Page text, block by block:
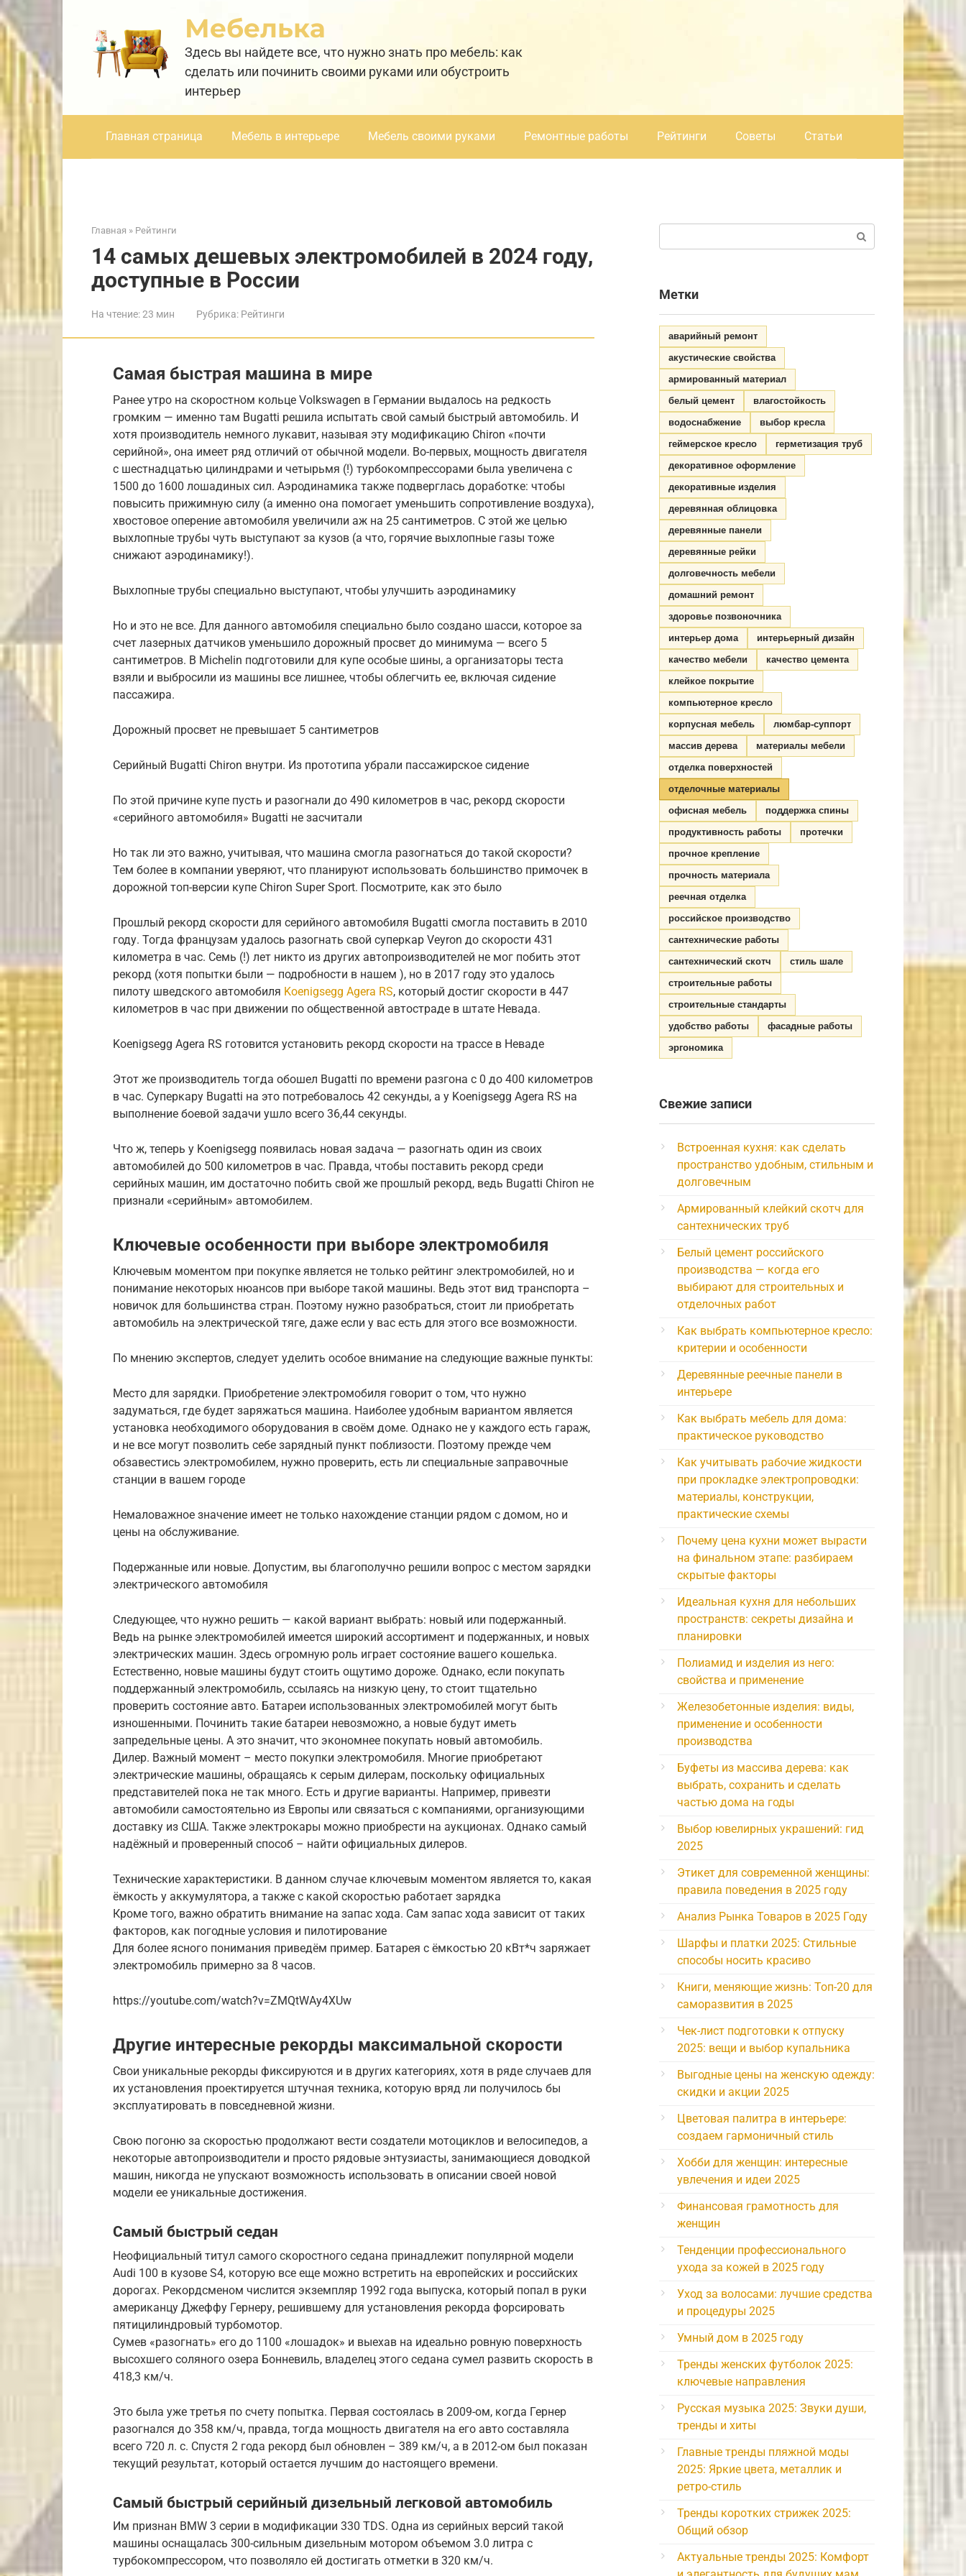
Перейти
к
контенту
Мебелька
Здесь вы найдете все, что нужно знать про мебель: как
сделать или починить своими руками или обустроить
интерьер
Главная страница Мебель в интерьере Мебель своими руками Ремонтные работы Рейтинги Советы Статьи
Главная » Рейтинги
14 самых дешевых электромобилей в 2024 году,
доступные в России
На чтение:23 мин Рубрика: Рейтинги
Самая быстрая машина в мире
Ранее утро на скоростном кольце Volkswagen в Германии выдалось на редкость
громким — именно там Bugatti решила испытать свой самый быстрый автомобиль. И
хотя производитель немного лукавит, называя эту модификацию Chiron «почти
серийной», она имеет ряд отличий от обычной модели. Во-первых, мощность двигателя
с шестнадцатью цилиндрами и четырьмя (!) турбокомпрессорами была увеличена с
1500 до 1600 лошадиных сил. Аэродинамика также подверглась доработке: чтобы
повысить прижимную силу (а именно она помогает уменьшить сопротивление воздуха),
хвостовое оперение автомобиля увеличили аж на 25 сантиметров. С этой же целью
выхлопные трубы чуть выступают за кузов (а что, горячие выхлопные газы тоже
снижают аэродинамику!).
Выхлопные трубы специально выступают, чтобы улучшить аэродинамику
Но и это не все. Для данного автомобиля специально было создано шасси, которое за
счет лазерных датчиков уменьшило дорожный просвет до минимума — всего 5
сантиметров. В Michelin подготовили для купе особые шины, а организаторы теста
взяли и выбросили из машины все лишнее, чтобы облегчить ее, включая сидение
пассажира.
Дорожный просвет не превышает 5 сантиметров
Серийный Bugatti Chiron внутри. Из прототипа убрали пассажирское сидение
По этой причине купе пусть и разогнали до 490 километров в час, рекорд скорости
«серийного автомобиля» Bugatti не засчитали
Но так ли это важно, учитывая, что машина смогла разогнаться до такой скорости?
Тем более в компании уверяют, что планируют использовать большинство примочек в
дорожной топ-версии купе Chiron Super Sport. Посмотрите, как это было
Прошлый рекорд скорости для серийного автомобиля Bugatti смогла поставить в 2010
году. Тогда французам удалось разогнать свой суперкар Veyron до скорости 431
километра в час. Семь (!) лет никто из других автопроизводителей не мог побить этот
рекорд (хотя попытки были — подробности в нашем ), но в 2017 году это удалось
пилоту шведского автомобиля Koenigsegg Agera RS, который достиг скорости в 447
километров в час при движении по общественной автостраде в штате Невада.
Koenigsegg Agera RS готовится установить рекорд скорости на трассе в Неваде
Этот же производитель тогда обошел Bugatti по времени разгона с 0 до 400 километров
в час. Суперкару Bugatti на это потребовалось 42 секунды, а у Koenigsegg Agera RS на
выполнение боевой задачи ушло всего 36,44 секунды.
Что ж, теперь у Koenigsegg появилась новая задача — разогнать один из своих
автомобилей до 500 километров в час. Правда, чтобы поставить рекорд среди
серийных машин, им достаточно побить свой же прошлый рекорд, ведь Bugatti Chiron не
признали «серийным» автомобилем.
Ключевые особенности при выборе электромобиля
Ключевым моментом при покупке является не только рейтинг электромобилей, но и
понимание некоторых нюансов при выборе такой машины. Ведь этот вид транспорта –
новичок для большинства стран. Поэтому нужно разобраться, стоит ли приобретать
автомобиль на электрической тяге, даже если у вас есть для этого все возможности.
По мнению экспертов, следует уделить особое внимание на следующие важные пункты:
Место для зарядки. Приобретение электромобиля говорит о том, что нужно
задуматься, где будет заряжаться машина. Наиболее удобным вариантом является
установка необходимого оборудования в своём доме. Однако не у каждого есть гараж,
и не все могут позволить себе зарядный пункт поблизости. Поэтому прежде чем
обзавестись электромобилем, нужно проверить, есть ли специальные заправочные
станции в вашем городе
Немаловажное значение имеет не только нахождение станции рядом с домом, но и
цены на обслуживание.
Подержанные или новые. Допустим, вы благополучно решили вопрос с местом зарядки
электрического автомобиля
Следующее, что нужно решить — какой вариант выбрать: новый или подержанный.
Ведь на рынке электромобилей имеется широкий ассортимент и подержанных, и новых
электрических машин. Здесь огромную роль играет состояние вашего кошелька.
Естественно, новые машины будут стоить ощутимо дороже. Однако, если покупать
поддержанный электромобиль, ссылаясь на низкую цену, то стоит тщательно
проверить состояние авто. Батареи использованных электромобилей могут быть
изношенными. Починить такие батареи невозможно, а новые будут иметь
запредельные цены. А это значит, что экономнее покупать новый автомобиль.
Дилер. Важный момент – место покупки электромобиля. Многие приобретают
электрические машины, обращаясь к серым дилерам, поскольку официальных
представителей пока не так много. Есть и другие варианты. Например, привезти
автомобили самостоятельно из Европы или связаться с компаниями, организующими
доставку из США. Также электрокары можно приобрести на аукционах. Однако самый
надёжный и проверенный способ – найти официальных дилеров.
Технические характеристики. В данном случае ключевым моментом является то, какая
ёмкость у аккумулятора, а также с какой скоростью работает зарядка
Кроме того, важно обратить внимание на запас хода. Сам запас хода зависит от таких
факторов, как погодные условия и пилотирование
Для более ясного понимания приведём пример. Батарея с ёмкостью 20 кВт*ч заряжает
электромобиль примерно за 8 часов.
https://youtube.com/watch?v=ZMQtWAy4XUw
Другие интересные рекорды максимальной скорости
Свои уникальные рекорды фиксируются и в других категориях, хотя в ряде случаев для
их установления проектируется штучная техника, которую вряд ли получилось бы
эксплуатировать в повседневной жизни.
Свою погоню за скоростью продолжают вести создатели мотоциклов и велосипедов, а
некоторые автопроизводители и просто рядовые энтузиасты, занимающиеся доводкой
машин, никогда не упускают возможность использовать в описании своей новой
модели ее уникальные достижения.
Самый быстрый седан
Неофициальный титул самого скоростного седана принадлежит популярной модели
Audi 100 в кузове S4, которую все еще можно встретить на европейских и российских
дорогах. Рекордсменом числится экземпляр 1992 года выпуска, который попал в руки
американцу Джеффу Гернеру, решившему для установления рекорда форсировать
пятицилиндровый турбомотор.
Сумев «разогнать» его до 1100 «лошадок» и выехав на идеально ровную поверхность
высохшего соляного озера Бонневиль, владелец этого седана сумел развить скорость в
418,3 км/ч.
Это была уже третья по счету попытка. Первая состоялась в 2009-ом, когда Гернер
разогнался до 358 км/ч, правда, тогда мощность двигателя на его авто составляла
всего 720 л. с. Спустя 2 года рекорд был обновлен – 389 км/ч, а в 2012-ом был показан
текущий результат, который остается лучшим до настоящего времени.
Самый быстрый серийный дизельный легковой автомобиль
Им признан BMW 3 серии в модификации 330 TDS. Одна из серийных версий такой
машины оснащалась 300-сильным дизельным мотором объемом 3.0 литра с
турбокомпрессором, что позволяло ей достигать отметки в 320 км/ч.
Метки
аварийный ремонт
акустические свойства
армированный материал
белый цемент
влагостойкость
водоснабжение
выбор кресла
геймерское кресло
герметизация труб
декоративное оформление
декоративные изделия
деревянная облицовка
деревянные панели
деревянные рейки
долговечность мебели
домашний ремонт
здоровье позвоночника
интерьер дома
интерьерный дизайн
качество мебели
качество цемента
клейкое покрытие
компьютерное кресло
корпусная мебель
люмбар-суппорт
массив дерева
материалы мебели
отделка поверхностей
отделочные материалы
офисная мебель
поддержка спины
продуктивность работы
протечки
прочное крепление
прочность материала
реечная отделка
российское производство
сантехнические работы
сантехнический скотч
стиль шале
строительные работы
строительные стандарты
удобство работы
фасадные работы
эргономика
Свежие записи
Встроенная кухня: как сделать
пространство удобным, стильным и
долговечным
Армированный клейкий скотч для
сантехнических труб
Белый цемент российского
производства — когда его
выбирают для строительных и
отделочных работ
Как выбрать компьютерное кресло:
критерии и особенности
Деревянные реечные панели в
интерьере
Как выбрать мебель для дома:
практическое руководство
Как учитывать рабочие жидкости
при прокладке электропроводки:
материалы, конструкции,
практические схемы
Почему цена кухни может вырасти
на финальном этапе: разбираем
скрытые факторы
Идеальная кухня для небольших
пространств: секреты дизайна и
планировки
Полиамид и изделия из него:
свойства и применение
Железобетонные изделия: виды,
применение и особенности
производства
Буфеты из массива дерева: как
выбрать, сохранить и сделать
частью дома на годы
Выбор ювелирных украшений: гид
2025
Этикет для современной женщины:
правила поведения в 2025 году
Анализ Рынка Товаров в 2025 Году
Шарфы и платки 2025: Стильные
способы носить красиво
Книги, меняющие жизнь: Топ-20 для
саморазвития в 2025
Чек-лист подготовки к отпуску
2025: вещи и выбор купальника
Выгодные цены на женскую одежду:
скидки и акции 2025
Цветовая палитра в интерьере:
создаем гармоничный стиль
Хобби для женщин: интересные
увлечения и идеи 2025
Финансовая грамотность для
женщин
Тенденции профессионального
ухода за кожей в 2025 году
Уход за волосами: лучшие средства
и процедуры 2025
Умный дом в 2025 году
Тренды женских футболок 2025:
ключевые направления
Русская музыка 2025: Звуки души,
тренды и хиты
Главные тренды пляжной моды
2025: Яркие цвета, металлик и
ретро-стиль
Тренды коротких стрижек 2025:
Общий обзор
Актуальные тренды 2025: Комфорт